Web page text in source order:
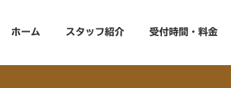
ホーム スタッフ紹介 受付時間・料金